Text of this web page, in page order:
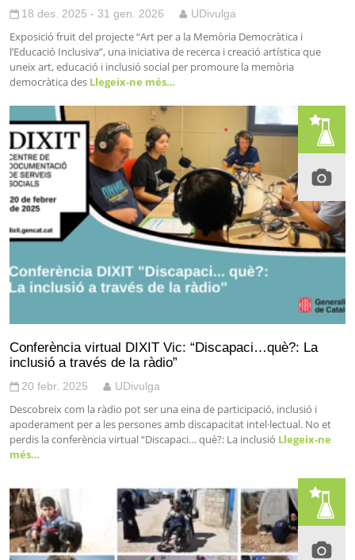
18 des. 2025 - 31 gen. 2026 UDivulga
Exposició fruit del projecte “Art per a la Memòria Democràtica i
l’Educació Inclusiva”, una iniciativa de recerca i creació artística que
uneix art, educació i inclusió social per promoure la memòria
democràtica des Llegeix-ne més…
Conferència virtual DIXIT Vic: “Discapaci…què?: La
inclusió a través de la ràdio”
20 febr. 2025 UDivulga
Descobreix com la ràdio pot ser una eina de participació, inclusió i
apoderament per a les persones amb discapacitat intel·lectual. No et
perdis la conferència virtual “Discapaci… què?: La inclusió Llegeix-ne
més…